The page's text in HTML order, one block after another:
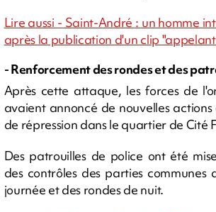
Lire aussi - Saint-André : un homme
après la publication d'un clip
- Renforcement des rondes et des
Après cette attaque, les forces de
avaient annoncé de nouvelles
de répression dans le quartier de Cité
Des patrouilles de police ont été
des contrôles des parties communes
journée et des rondes de nuit.